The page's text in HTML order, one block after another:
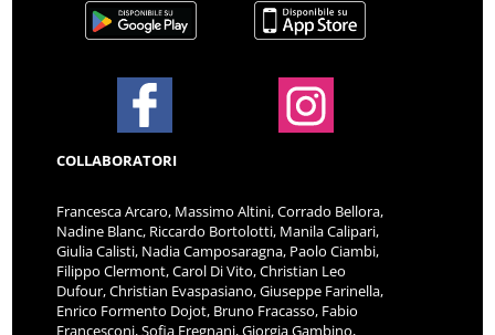
COLLABORATORI
Francesca Arcaro, Massimo Altini, Corrado Bellora,
Nadine Blanc, Riccardo Bortolotti, Manila Calipari,
Giulia Calisti, Nadia Camposaragna, Paolo Ciambi,
Filippo Clermont, Carol Di Vito, Christian Leo
Dufour, Christian Evaspasiano, Giuseppe Farinella,
Enrico Formento Dojot, Bruno Fracasso, Fabio
Francesconi, Sofia Fregnani, Giorgia Gambino,